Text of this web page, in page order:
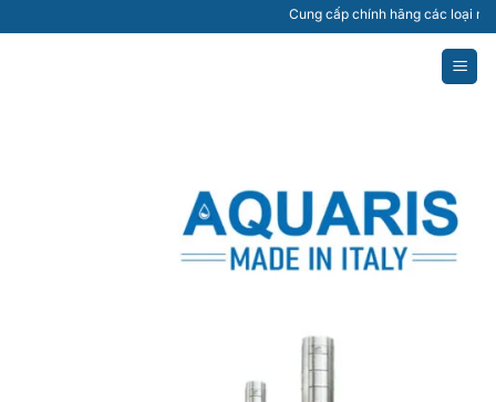
qua
Cung cấp chính hãng các loại máy